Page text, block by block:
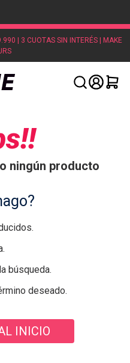
| 3 CUOTAS SIN INTERÉS | MAKE
ningún producto
búsqueda.
deseado.
INICIO